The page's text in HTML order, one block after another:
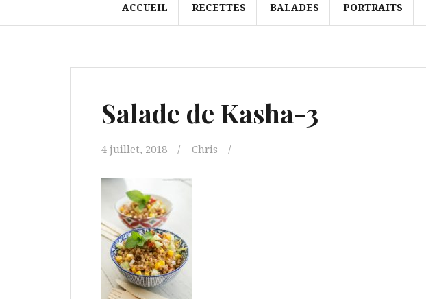
ACCUEIL RECETTES BALADES PORTRAITS
Salade de Kasha-3
4 juillet, 2018 Chris